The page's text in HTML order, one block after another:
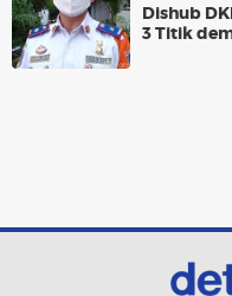
Dishub
3 Titik